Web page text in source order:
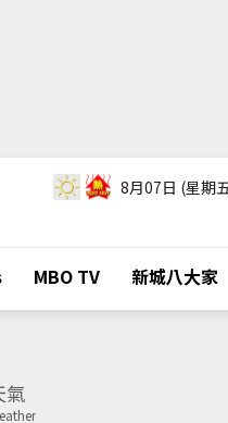
8月07日 (星期
MBO TV 新城八大家
氣